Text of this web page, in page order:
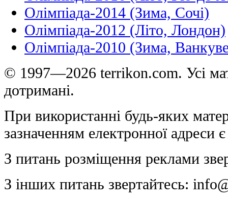
Олімпіада-2014 (Зима, Сочі)
Олімпіада-2012 (Літо, Лондон)
Олімпіада-2010 (Зима,
© 1997—2026 terrikon.com. Усі
дотримані.
При використанні будь-яких
зазначенням електронної адреси
З питань розміщення реклами
З інших питань звертайтесь: